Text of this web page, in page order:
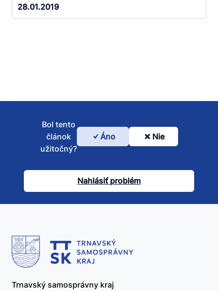
28.01.2019
Bol
článok
užitočný?
Bol tento
článok
užitočný?
Áno Nie
Nahlásiť problém
Trnavský samosprávny kraj